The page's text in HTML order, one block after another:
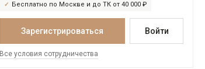
Бесплатно по Москве и до ТК от 40 000 ₽
Зарегистрироваться Войти
Все условия сотрудничества